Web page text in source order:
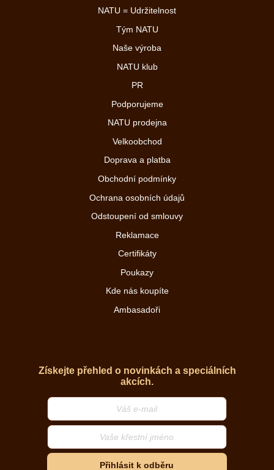
NATU = Udržitelnost
Tým NATU
Naše výroba
NATU klub
PR
Podporujeme
NATU prodejna
Velkoobchod
Doprava a platba
Obchodní podmínky
Ochrana osobních údajů
Odstoupení od smlouvy
Reklamace
Certifikáty
Poukazy
Kde nás koupíte
Ambasadoři
Získejte přehled o novinkách a speciálních
akcích.
Přihlásit k odběru